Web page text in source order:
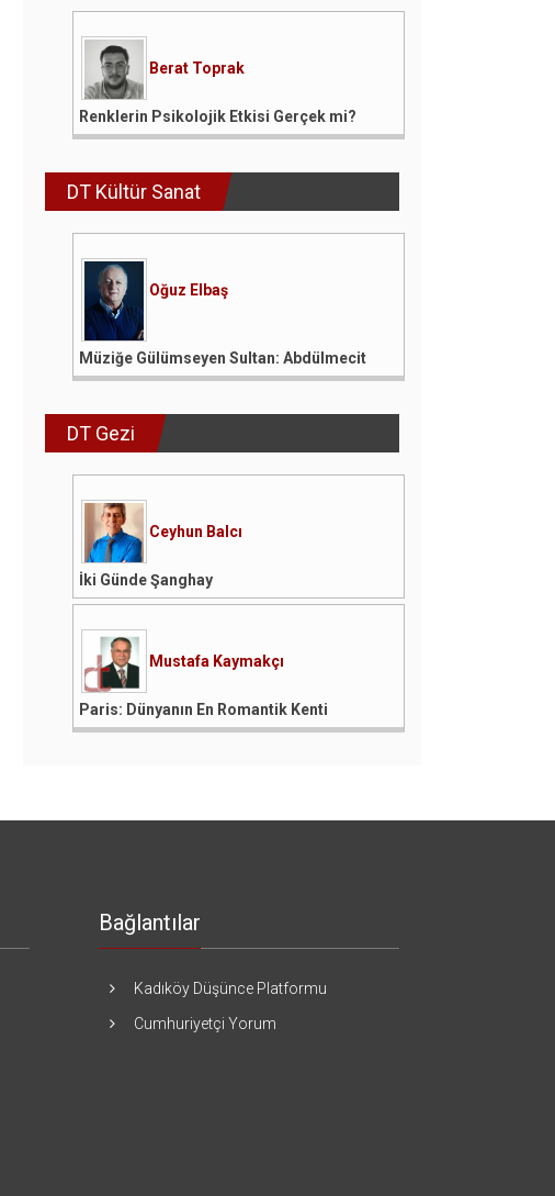
Berat Toprak
Renklerin Psikolojik Etkisi Gerçek mi?
DT Kültür Sanat
Oğuz Elbaş
Müziğe Gülümseyen Sultan: Abdülmecit
DT Gezi
Ceyhun Balcı
İki Günde Şanghay
Mustafa Kaymakçı
Paris: Dünyanın En Romantik Kenti
Bağlantılar
Kadıköy Düşünce Platformu
Cumhuriyetçi Yorum